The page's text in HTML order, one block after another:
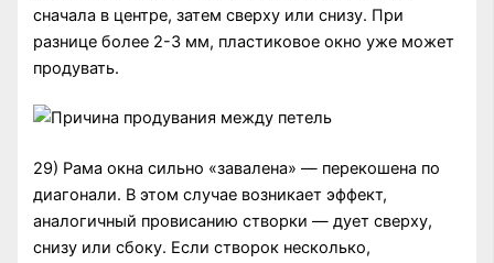
сначала в центре, затем сверху или снизу. При
разнице более 2-3 мм, пластиковое окно уже может
продувать.
29) Рама окна сильно «завалена» — перекошена по
диагонали. В этом случае возникает эффект,
аналогичный провисанию створки — дует сверху,
снизу или сбоку. Если створок несколько,